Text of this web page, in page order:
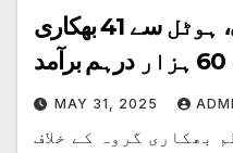
دبئی پولیس کی کارروائی، ہوٹل سے 41 بھکاری
MAY 31, 2025
بھکاری گروہ کے خلاف